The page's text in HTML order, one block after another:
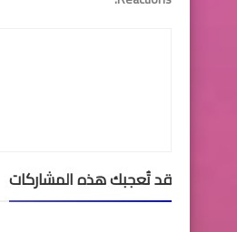
قد تُعجبك هذه المشاركات